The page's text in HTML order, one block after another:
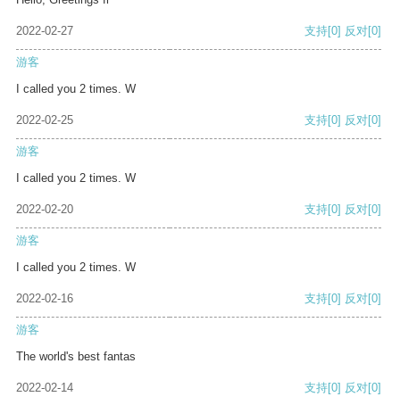
2022-02-27 支持[0] 反对[0]
游客
I called you 2 times. W
2022-02-25 支持[0] 反对[0]
游客
I called you 2 times. W
2022-02-20 支持[0] 反对[0]
游客
I called you 2 times. W
2022-02-16 支持[0] 反对[0]
游客
The world's best fantas
2022-02-14 支持[0] 反对[0]